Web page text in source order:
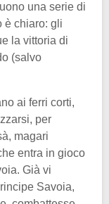
una serie di
è chiaro: gli
la vittoria di
(salvo
ai ferri corti,
per
magari
entra in gioco
Già vi
Savoia,